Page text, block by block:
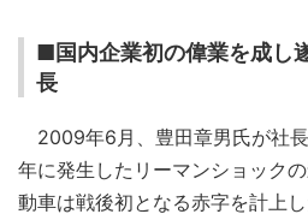
■国内企業初の偉業を成し
長
2009年6月、豊田章男氏が社
年に発生したリーマンショック
動車は戦後初となる赤字を計上